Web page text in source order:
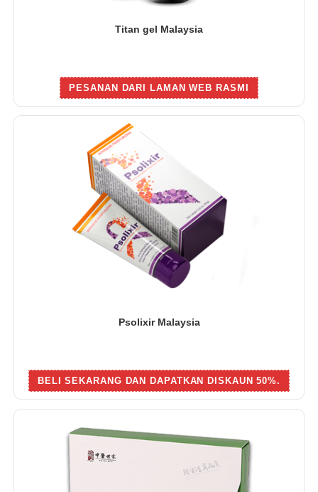
Titan gel Malaysia
PESANAN DARI LAMAN WEB RASMI
Psolixir Malaysia
BELI SEKARANG DAN DAPATKAN DISKAUN 50%.